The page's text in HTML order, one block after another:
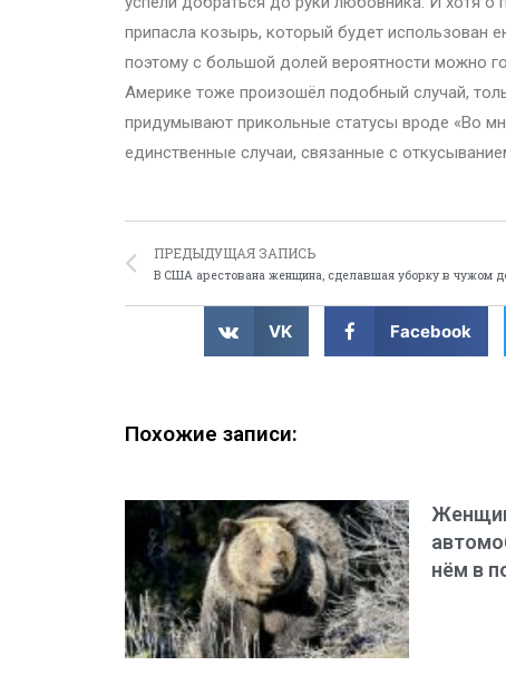
припасла козырь, который будет использован
поэтому с большой долей вероятности можно
Америке тоже произошёл подобный случай,
придумывают прикольные статусы вроде «Во
единственные случаи, связанные с
ПРЕДЫДУЩАЯ ЗАПИСЬ
В США арестована женщина, сделавшая уборку в чужом
VK Facebook
Похожие записи:
нём в